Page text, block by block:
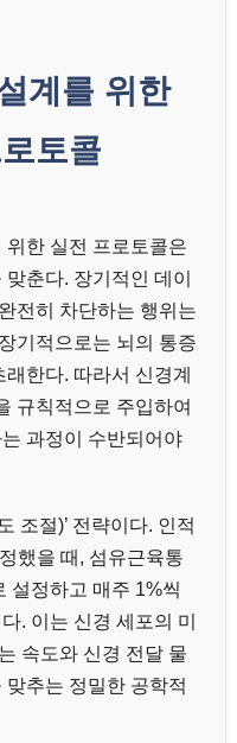
계를 위한
토콜
한 실전 프로토콜은
맞춘다. 장기적인 데이
전히 차단하는 행위는
기적으로는 뇌의 통증
한다. 따라서 신경계
규칙적으로 주입하여
과정이 수반되어야
조절)’ 전략이다. 인적
했을 때, 섬유근육통
설정하고 매주 1%씩
. 이는 신경 세포의 미
속도와 신경 전달 물
추는 정밀한 공학적